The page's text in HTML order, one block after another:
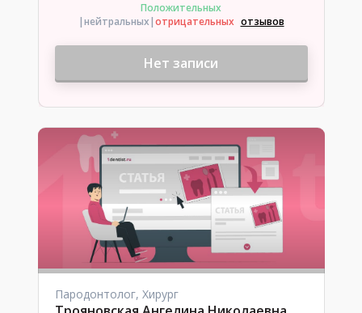
Положительных
|нейтральных|отрицательных отзывов
Нет записи
Пародонтолог, Хирург